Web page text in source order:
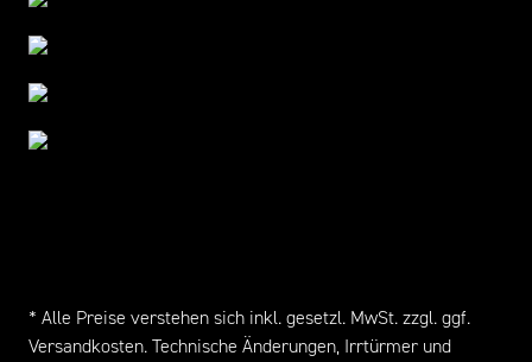
* Alle Preise verstehen sich inkl. gesetzl. MwSt. zzgl. ggf.
Versandkosten. Technische Änderungen, Irrtürmer und